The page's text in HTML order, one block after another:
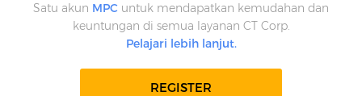
Satu akun MPC untuk mendapatkan kemudahan dan
keuntungan di semua layanan CT Corp.
Pelajari lebih lanjut.
REGISTER